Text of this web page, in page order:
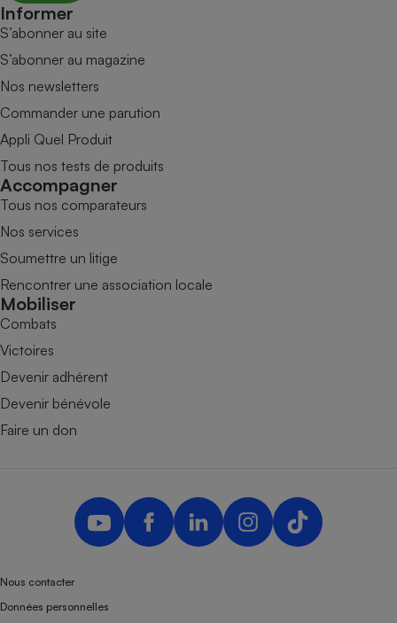
Informer
S’abonner au site
S’abonner au magazine
Nos newsletters
Commander une parution
Appli Quel Produit
Tous nos tests de produits
Accompagner
Tous nos comparateurs
Nos services
Soumettre un litige
Rencontrer une association locale
Mobiliser
Combats
Victoires
Devenir adhérent
Devenir bénévole
Faire un don
Nous contacter
Données personnelles